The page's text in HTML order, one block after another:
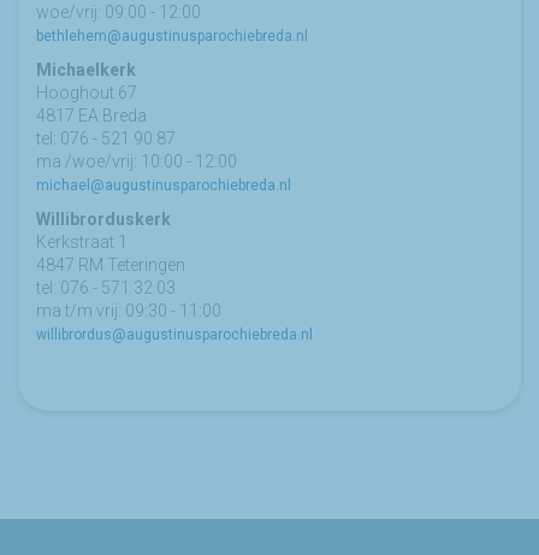
woe/vrij: 09:00 - 12:00
bethlehem@augustinusparochiebreda.nl
Michaelkerk
Hooghout 67
4817 EA Breda
tel: 076 - 521 90 87
ma /woe/vrij: 10:00 - 12:00
michael@augustinusparochiebreda.nl
Willibrorduskerk
Kerkstraat 1
4847 RM Teteringen
tel: 076 - 571 32 03
ma t/m vrij: 09:30 - 11:00
willibrordus@augustinusparochiebreda.nl